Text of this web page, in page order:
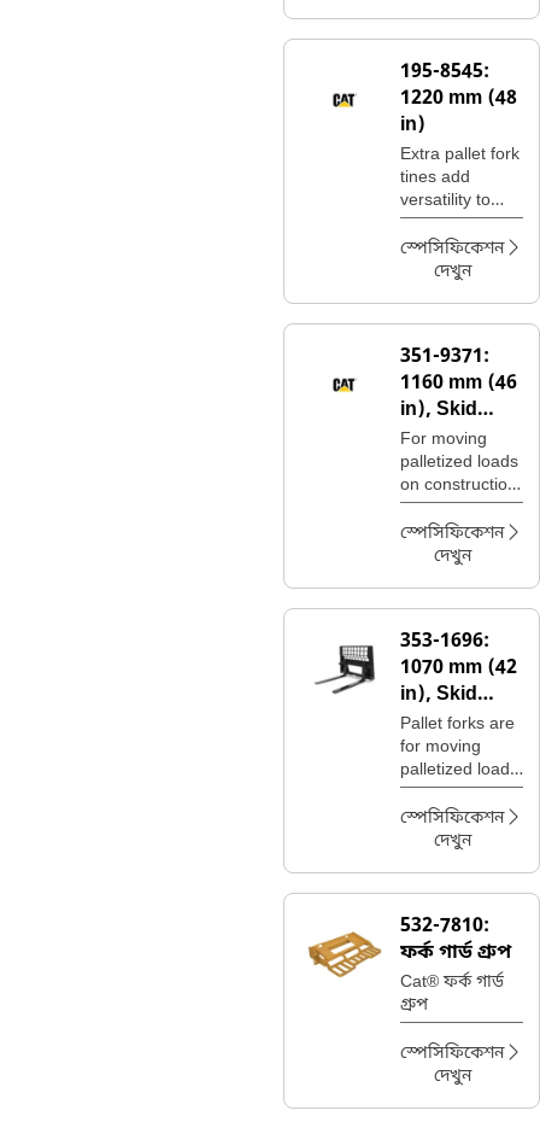
sites.
195-8545:
1220 mm (48
in)
Extra pallet fork
tines add
versatility to
pallet fork
carriages for
moving a wide
site materials.
স্পেসিফিকেশন
দেখুন
351-9371:
1160 mm (46
in), Skid
Steer
Coupler,
Class II
For moving
palletized loads
on construction
sites, handling
bagged fertilizer
and seed at
স্পেসিফিকেশন
দেখুন
353-1696:
1070 mm (42
in), Skid
Steer
Coupler,
Class II
Pallet forks are
for moving
palletized loads
on construction
sites, handling
bagged fertilizer
sites.
স্পেসিফিকেশন
দেখুন
532-7810:
ফর্ক গার্ড গ্রুপ
Cat® ফর্ক গার্ড
গ্রুপ
স্পেসিফিকেশন
দেখুন